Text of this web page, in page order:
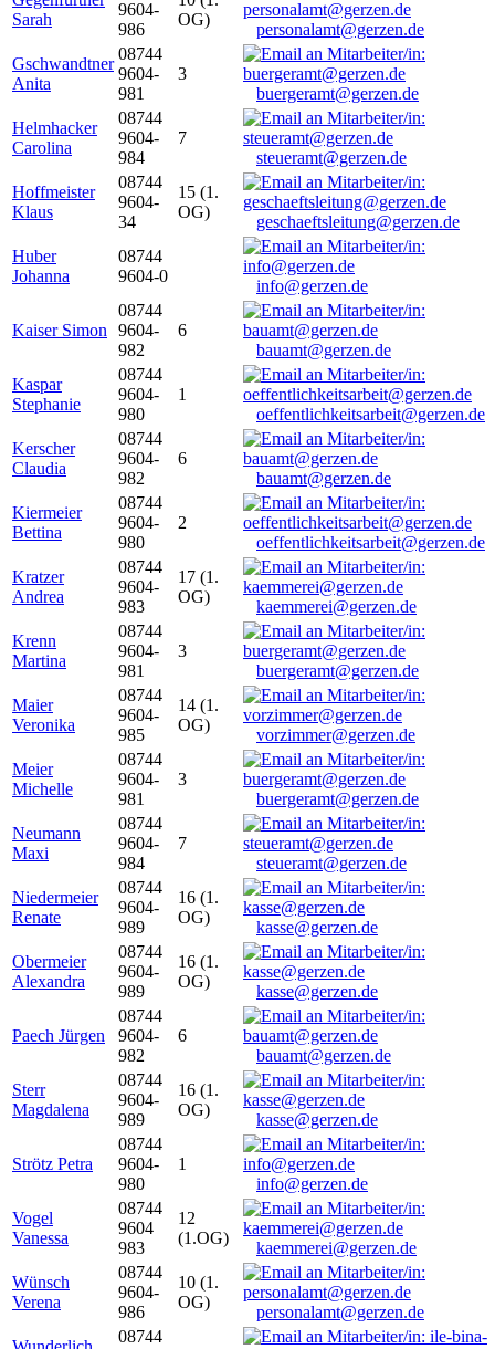
Sarah
9604-
986
OG)
personalamt@gerzen.de
Gschwandtner
Anita
08744
9604-
981
3
buergeramt@gerzen.de
Helmhacker
Carolina
08744
9604-
984
7
steueramt@gerzen.de
Hoffmeister
Klaus
08744
9604-
34
15 (1.
OG)
geschaeftsleitung@gerzen.de
Huber
Johanna
08744
9604-0
info@gerzen.de
Kaiser Simon
08744
9604-
982
6
bauamt@gerzen.de
Kaspar
Stephanie
08744
9604-
980
1
oeffentlichkeitsarbeit@gerzen.de
Kerscher
Claudia
08744
9604-
982
6
bauamt@gerzen.de
Kiermeier
Bettina
08744
9604-
980
2
oeffentlichkeitsarbeit@gerzen.de
Kratzer
Andrea
08744
9604-
983
17 (1.
OG)
kaemmerei@gerzen.de
Krenn
Martina
08744
9604-
981
3
buergeramt@gerzen.de
Maier
Veronika
08744
9604-
985
14 (1.
OG)
vorzimmer@gerzen.de
Meier
Michelle
08744
9604-
981
3
buergeramt@gerzen.de
Neumann
Maxi
08744
9604-
984
7
steueramt@gerzen.de
Niedermeier
Renate
08744
9604-
989
16 (1.
OG)
kasse@gerzen.de
Obermeier
Alexandra
08744
9604-
989
16 (1.
OG)
kasse@gerzen.de
Paech Jürgen
08744
9604-
982
6
bauamt@gerzen.de
Sterr
Magdalena
08744
9604-
989
16 (1.
OG)
kasse@gerzen.de
Strötz Petra
08744
9604-
980
1
info@gerzen.de
Vogel
Vanessa
08744
9604
983
12
(1.OG)
kaemmerei@gerzen.de
Wünsch
Verena
08744
9604-
986
10 (1.
OG)
personalamt@gerzen.de
08744